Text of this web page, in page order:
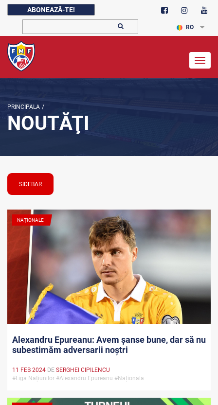
ABONEAZĂ-TE!
RO
PRINCIPALA /
NOUTĂŢI
SIDEBAR
NAȚIONALE
Alexandru Epureanu: Avem șanse bune, dar să nu
subestimăm adversarii noștri
11 FEB 2024 DE SERGHEI CIPILENCU
#Liga Națiunilor #Alexandru Epureanu #Naționala